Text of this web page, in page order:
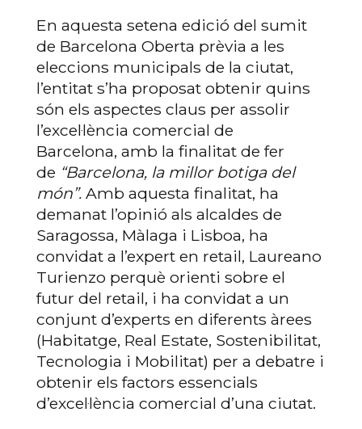
En aquesta setena edició del sumit
de Barcelona Oberta prèvia a les
eleccions municipals de la ciutat,
l’entitat s’ha proposat obtenir quins
són els aspectes claus per assolir
l’excel·lència comercial de
Barcelona, amb la finalitat de fer
de “Barcelona, la millor botiga del
món”. Amb aquesta finalitat, ha
demanat l’opinió als alcaldes de
Saragossa, Màlaga i Lisboa, ha
convidat a l’expert en retail, Laureano
Turienzo perquè orienti sobre el
futur del retail, i ha convidat a un
conjunt d’experts en diferents àrees
(Habitatge, Real Estate, Sostenibilitat,
Tecnologia i Mobilitat) per a debatre i
obtenir els factors essencials
d’excel·lència comercial d’una ciutat.